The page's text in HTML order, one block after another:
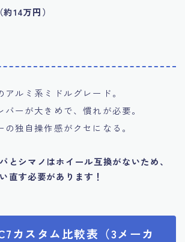
14万円）
アルミ系ミドルグレード。
バーが大きめで、慣れが必要。
の独自操作感がクセになる。
とシマノはホイール互換がないため、
直す必要があります！
カスタム比較表（3メーカ